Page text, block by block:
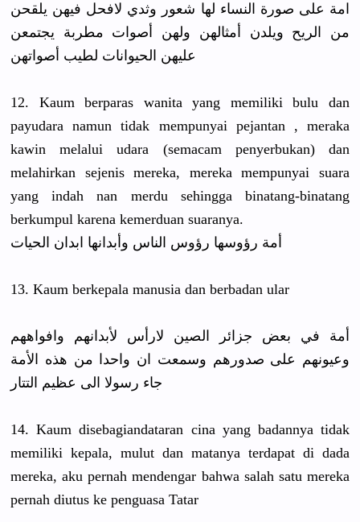
امة على صورة النساء لها شعور وثدي لافحل فيهن يلقحن
من الريح ويلدن أمثالهن ولهن أصوات مطربة يجتمعن
عليهن الحيوانات لطيب أصواتهن
12. Kaum berparas wanita yang memiliki bulu dan
payudara namun tidak mempunyai pejantan , meraka
kawin melalui udara (semacam penyerbukan) dan
melahirkan sejenis mereka, mereka mempunyai suara
yang indah nan merdu sehingga binatang-binatang
berkumpul karena kemerduan suaranya.
أمة رؤوسها رؤوس الناس وأبدانها ابدان الحيات
13. Kaum berkepala manusia dan berbadan ular
أمة في بعض جزائر الصين لارأس لأبدانهم وافواههم
وعيونهم على صدورهم وسمعت ان واحدا من هذه الأمة
جاء رسولا الى عظيم التتار
14. Kaum disebagiandataran cina yang badannya tidak
memiliki kepala, mulut dan matanya terdapat di dada
mereka, aku pernah mendengar bahwa salah satu mereka
pernah diutus ke penguasa Tatar